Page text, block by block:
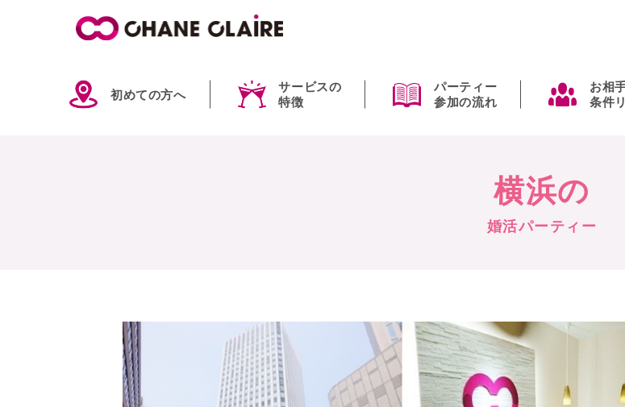
初めての方へ
サービスの
特徴
パーティー
参加の流れ
お相
条件
横浜の
婚活パーティー